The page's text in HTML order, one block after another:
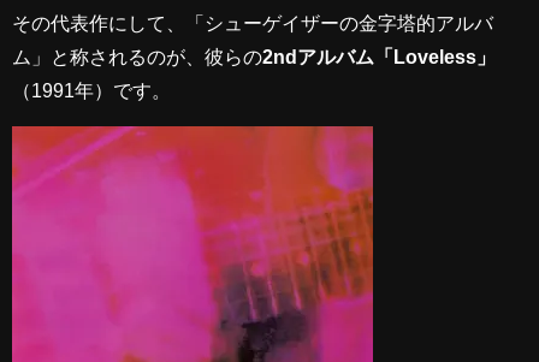
その代表作にして、「シューゲイザーの金字塔的アルバ
ム」と称されるのが、彼らの2ndアルバム「Loveless」
（1991年）です。